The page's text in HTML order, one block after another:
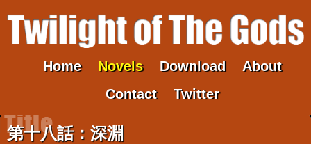
Home Novels Download
About
Contact
Twitter
第十八話：深淵